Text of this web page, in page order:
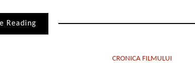
Reading
CRONICA FILMULUI